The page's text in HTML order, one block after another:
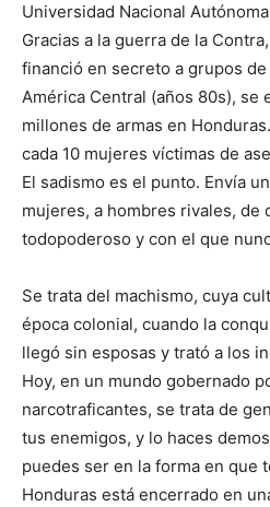
Universidad Nacional
Gracias a la guerra de la
financió en secreto a grupos
América Central (años 80s), se
millones de armas en
cada 10 mujeres víctimas de
El sadismo es el punto. Envía
mujeres, a hombres rivales, de
todopoderoso y con el que
Se trata del machismo, cuya
época colonial, cuando la
llegó sin esposas y trató a los
Hoy, en un mundo gobernado
narcotraficantes, se trata de
tus enemigos, y lo haces
puedes ser en la forma en que
Honduras está encerrado en